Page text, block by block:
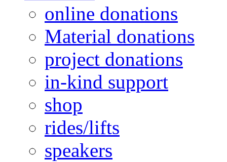
online donations
Material donations
project donations
in-kind support
shop
rides/lifts
speakers